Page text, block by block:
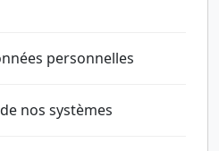
personnelles
nos systèmes